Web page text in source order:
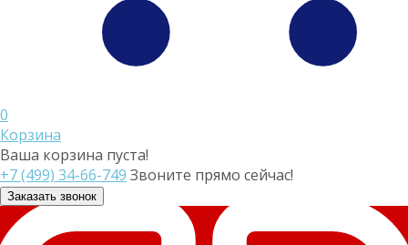
0
Корзина
Ваша корзина пуста!
+7 (499) 34-66-749 Звоните прямо сейчас!
Заказать звонок